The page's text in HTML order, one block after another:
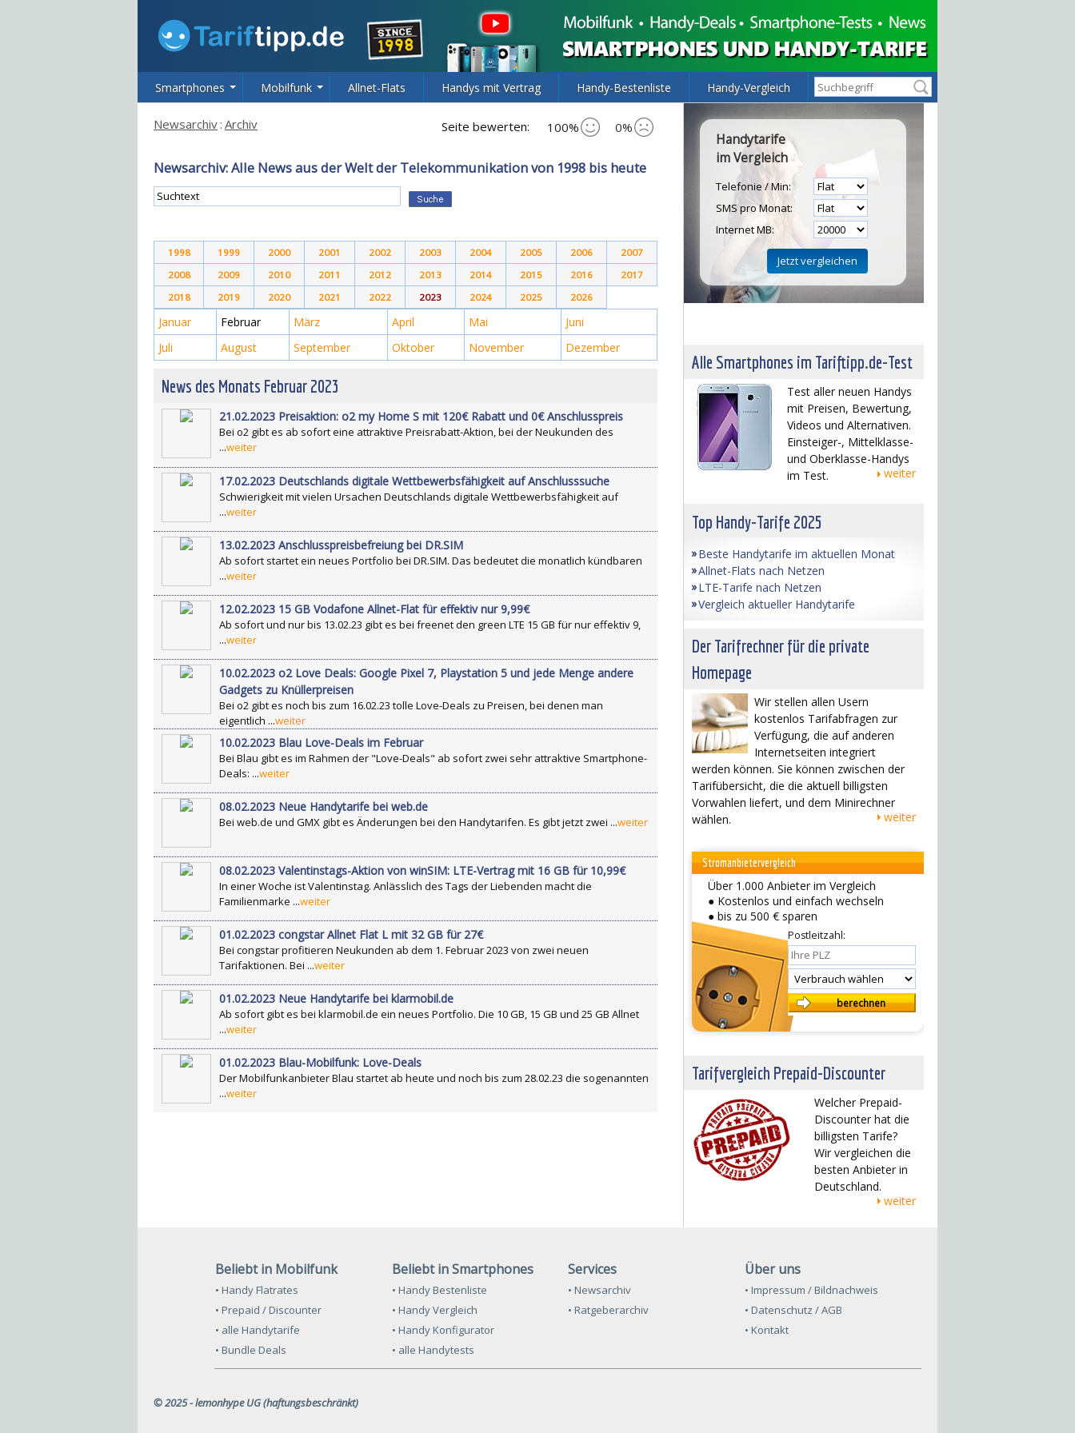
Smartphones Mobilfunk Allnet-Flats Handys mit Vertrag Handy-Bestenliste Handy-Vergleich
Seite bewerten: 100% 0%
Newsarchiv : Archiv
Newsarchiv: Alle News aus der Welt der Telekommunikation von 1998 bis heute
1998 1999 2000 2001 2002 2003 2004 2005 2006
2007
2008
2009 2010 2011 2012 2013 2014 2015 2016
2017
2018
2019 2020 2021 2022 2023 2024 2025 2026
Januar Februar März April Mai
Juni
Juli
August September Oktober November Dezember
News des Monats Februar 2023
21.02.2023 Preisaktion: o2 my Home S mit 120€ Rabatt und 0€ Anschlusspreis
Bei o2 gibt es ab sofort eine attraktive Preisrabatt-Aktion, bei der Neukunden des
...weiter
17.02.2023 Deutschlands digitale Wettbewerbsfähigkeit auf Anschlusssuche
Schwierigkeit mit vielen Ursachen Deutschlands digitale Wettbewerbsfähigkeit auf
...weiter
13.02.2023 Anschlusspreisbefreiung bei DR.SIM
Ab sofort startet ein neues Portfolio bei DR.SIM. Das bedeutet die monatlich kündbaren
...weiter
12.02.2023 15 GB Vodafone Allnet-Flat für effektiv nur 9,99€
Ab sofort und nur bis 13.02.23 gibt es bei freenet den green LTE 15 GB für nur effektiv 9,
...weiter
10.02.2023 o2 Love Deals: Google Pixel 7, Playstation 5 und jede Menge andere
Gadgets zu Knüllerpreisen
Bei o2 gibt es noch bis zum 16.02.23 tolle Love-Deals zu Preisen, bei denen man
eigentlich ...weiter
10.02.2023 Blau Love-Deals im Februar
Bei Blau gibt es im Rahmen der "Love-Deals" ab sofort zwei sehr attraktive Smartphone-
Deals: ...weiter
08.02.2023 Neue Handytarife bei web.de
Bei web.de und GMX gibt es Änderungen bei den Handytarifen. Es gibt jetzt zwei ...weiter
08.02.2023 Valentinstags-Aktion von winSIM: LTE-Vertrag mit 16 GB für 10,99€
In einer Woche ist Valentinstag. Anlässlich des Tags der Liebenden macht die
Familienmarke ...weiter
01.02.2023 congstar Allnet Flat L mit 32 GB für 27€
Bei congstar profitieren Neukunden ab dem 1. Februar 2023 von zwei neuen
Tarifaktionen. Bei ...weiter
01.02.2023 Neue Handytarife bei klarmobil.de
Ab sofort gibt es bei klarmobil.de ein neues Portfolio. Die 10 GB, 15 GB und 25 GB Allnet
...weiter
01.02.2023 Blau-Mobilfunk: Love-Deals
Der Mobilfunkanbieter Blau startet ab heute und noch bis zum 28.02.23 die sogenannten
...weiter
Handytarife
im Vergleich
Telefonie / Min:
SMS pro Monat:
Internet MB:
Alle Smartphones im Tariftipp.de-Test
Test aller neuen Handys
mit Preisen, Bewertung,
Videos und Alternativen.
Einsteiger-, Mittelklasse-
und Oberklasse-Handys
im Test.
weiter
Top Handy-Tarife 2025
Beste Handytarife im aktuellen Monat
Allnet-Flats nach Netzen
LTE-Tarife nach Netzen
Vergleich aktueller Handytarife
Der Tarifrechner für die private
Homepage
Wir stellen allen Usern
kostenlos Tarifabfragen zur
Verfügung, die auf anderen
Internetseiten integriert
werden können. Sie können zwischen der
Tarifübersicht, die die aktuell billigsten
Vorwahlen liefert, und dem Minirechner
wählen.
weiter
Stromanbietervergleich
Über 1.000 Anbieter im Vergleich
● Kostenlos und einfach wechseln
● bis zu 500 € sparen
Postleitzahl:
Tarifvergleich Prepaid-Discounter
Welcher Prepaid-
Discounter hat die
billigsten Tarife?
Wir vergleichen die
besten Anbieter in
Deutschland.
weiter
Beliebt in Mobilfunk
• Handy Flatrates
• Prepaid / Discounter
• alle Handytarife
• Bundle Deals
Beliebt in Smartphones
• Handy Bestenliste
• Handy Vergleich
• Handy Konfigurator
• alle Handytests
Services
• Newsarchiv
• Ratgeberarchiv
Über uns
• Impressum / Bildnachweis
• Datenschutz / AGB
• Kontakt
© 2025 - lemonhype UG (haftungsbeschränkt)